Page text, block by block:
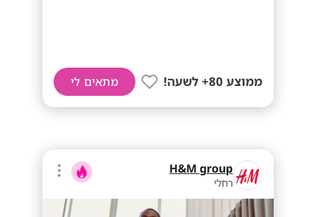
ממוצע 80+ לשעה! מתאים לי
H&M group
רחלי